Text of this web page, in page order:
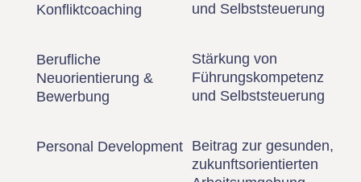
Konfliktcoaching
Berufliche
Neuorientierung &
Bewerbung
Personal Development
und Selbststeuerung
Stärkung von
Führungskompetenz
und Selbststeuerung
Beitrag zur gesunden,
zukunftsorientierten